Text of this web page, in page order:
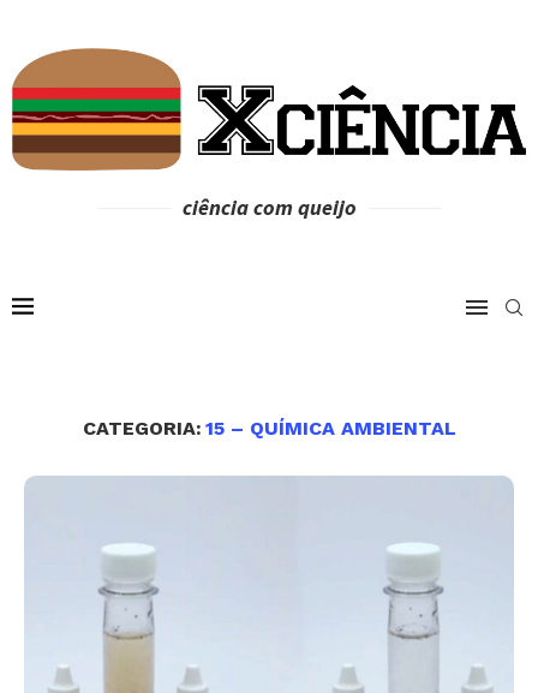
ciência com queijo
CATEGORIA: 15 – QUÍMICA AMBIENTAL